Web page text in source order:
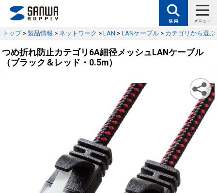
トップ> 製品情報 > ネットワーク > LAN > LANケーブル > カテゴリから選ぶ
つめ折れ防止カテゴリ6A細径メッシュLANケーブル
（ブラック＆レッド・0.5m）